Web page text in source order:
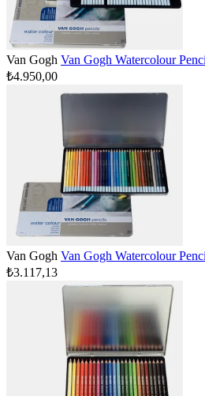
Van Gogh Van Gogh Watercolour
₺4.950,00
Van Gogh Van Gogh Watercolour
₺3.117,13